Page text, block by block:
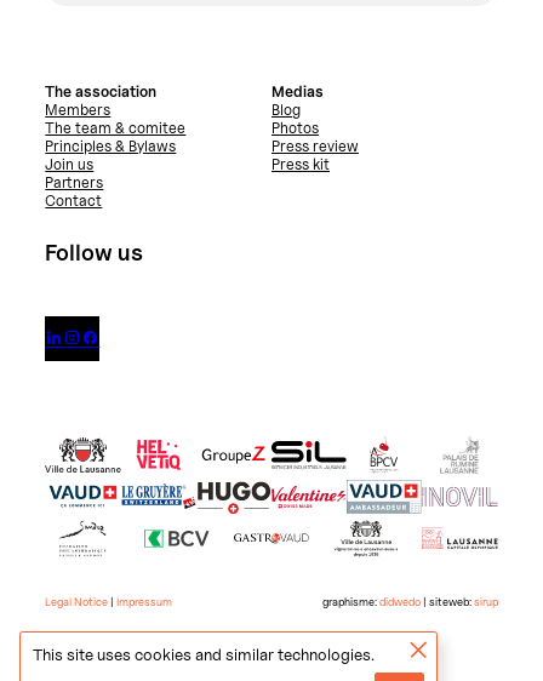
This site uses cookies and similar technologies.
The association
Members
The team & comitee
Principles & Bylaws
Join us
Partners
Contact
Medias
Blog
Photos
Press review
Press kit
Follow us
  
Legal Notice |Impressum graphisme:didwedo| siteweb:sirup